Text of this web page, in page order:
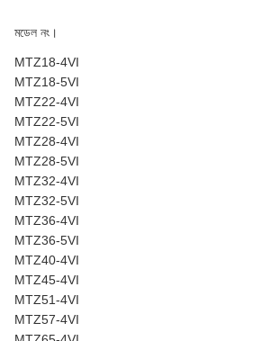
মডেল নং।
MTZ18-4VI
MTZ18-5VI
MTZ22-4VI
MTZ22-5VI
MTZ28-4VI
MTZ28-5VI
MTZ32-4VI
MTZ32-5VI
MTZ36-4VI
MTZ36-5VI
MTZ40-4VI
MTZ45-4VI
MTZ51-4VI
MTZ57-4VI